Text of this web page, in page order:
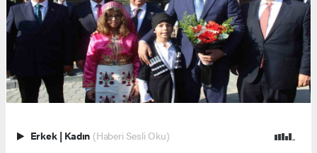
Erkek | Kadın (Haberi Sesli Oku)